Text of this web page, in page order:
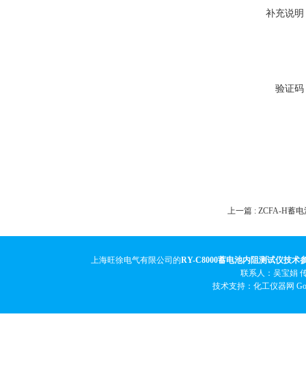
补充说明
验证码
上一篇 : ZCFA-H蓄
上海旺徐电气有限公司的RY-C8000蓄电池内阻测试仪技术
联系人：吴宝娟
技术支持：化工仪器网